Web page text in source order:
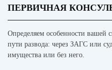
ПЕРВИЧНАЯ
Определяем особенности вашей
пути развода: через ЗАГС или
имущества или без него.